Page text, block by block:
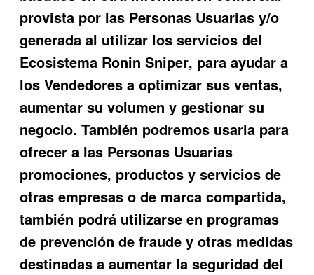
provista por las Personas Usuarias y/o
generada al utilizar los servicios del
Ecosistema Ronin Sniper, para ayudar a
los Vendedores a optimizar sus ventas,
aumentar su volumen y gestionarsu
negocio. También podremos usarla para
ofrecer a las Personas Usuarias
promociones, productos y servicios de
otras empresas o de marca compartida,
también podrá utilizarse en programas
de prevención de fraude y otras medidas
destinadas a aumentar la seguridad del